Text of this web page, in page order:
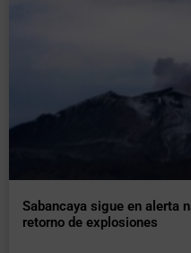
Sabancaya sigue en alerta
retorno de explosiones